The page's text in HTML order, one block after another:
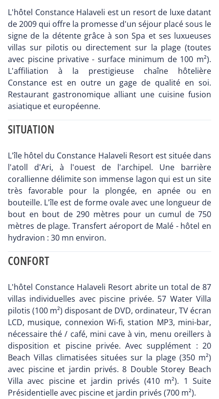
L'hôtel Constance Halaveli est un resort de luxe datant
de 2009 qui offre la promesse d'un séjour placé sous le
signe de la détente grâce à son Spa et ses luxueuses
villas sur pilotis ou directement sur la plage (toutes
avec piscine privative - surface minimum de 100 m²).
L'affiliation à la prestigieuse chaîne hôtelière
Constance est en outre un gage de qualité en soi.
Restaurant gastronomique alliant une cuisine fusion
asiatique et européenne.
SITUATION
L'île hôtel du Constance Halaveli Resort est située dans
l'atoll d'Ari, à l'ouest de l'archipel. Une barrière
corallienne délimite son immense lagon qui est un site
très favorable pour la plongée, en apnée ou en
bouteille. L'île est de forme ovale avec une longueur de
bout en bout de 290 mètres pour un cumul de 750
mètres de plage. Transfert aéroport de Malé - hôtel en
hydravion : 30 mn environ.
CONFORT
L'hôtel Constance Halaveli Resort abrite un total de 87
villas individuelles avec piscine privée. 57 Water Villa
pilotis (100 m²) disposant de DVD, ordinateur, TV écran
LCD, musique, connexion Wi-fi, station MP3, mini-bar,
nécessaire thé / café, mini cave à vin, menu oreillers à
disposition et piscine privée. Avec supplément : 20
Beach Villas climatisées situées sur la plage (350 m²)
avec piscine et jardin privés. 8 Double Storey Beach
Villa avec piscine et jardin privés (410 m²). 1 Suite
Présidentielle avec piscine et jardin privés (700 m²).